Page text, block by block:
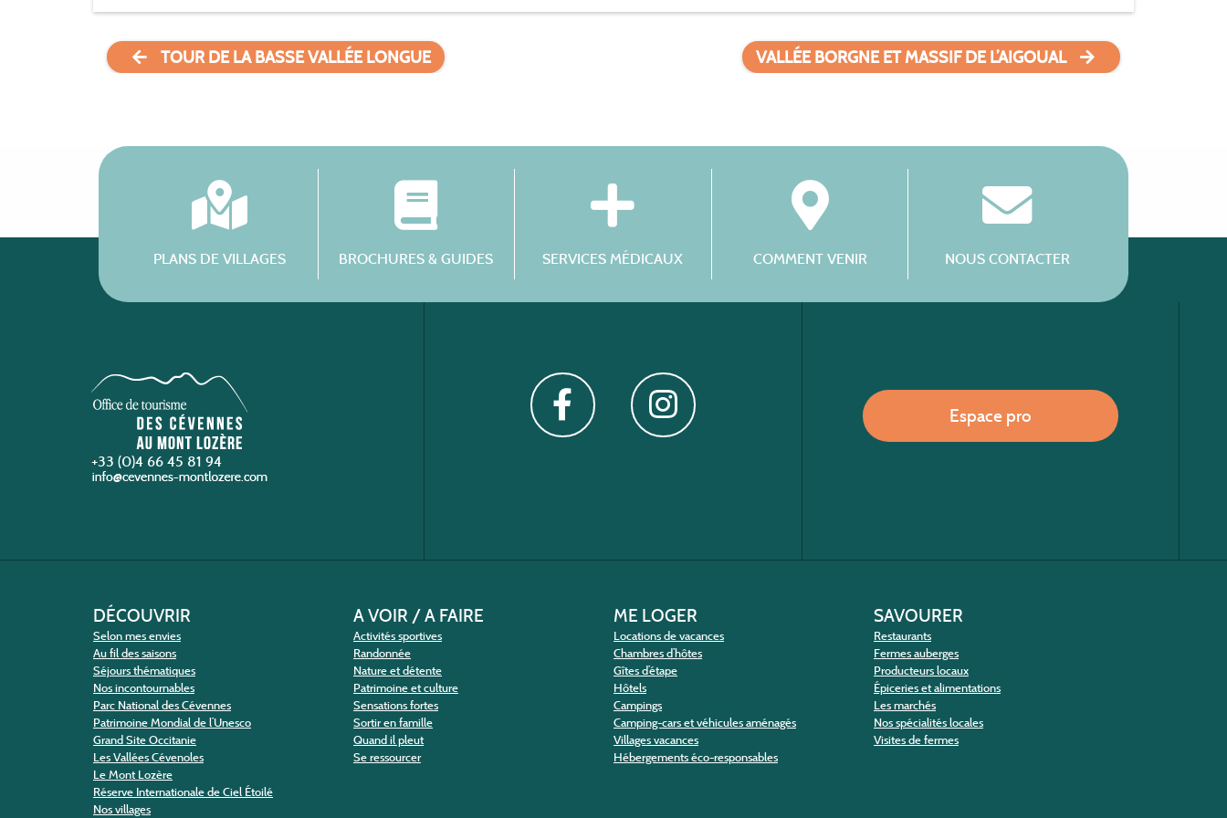
TOUR DE LA BASSE VALLÉE LONGUE VALLÉE BORGNE ET MASSIF DE L’AIGOUAL
PLANS DE VILLAGES BROCHURES & GUIDES SERVICES MÉDICAUX COMMENT VENIR NOUS CONTACTER
+33 (0)4 66 45 81 94
Espace pro
DÉCOUVRIR
Selon mes envies
Au fil des saisons
Séjours thématiques
Nos incontournables
Parc National des Cévennes
Patrimoine Mondial de l’Unesco
Grand Site Occitanie
Les Vallées Cévenoles
Le Mont Lozère
Réserve Internationale de Ciel Étoilé
Nos villages
A VOIR / A FAIRE
Activités sportives
Randonnée
Nature et détente
Patrimoine et culture
Sensations fortes
Sortir en famille
Quand il pleut
Se ressourcer
ME LOGER
Locations de vacances
Chambres d’hôtes
Gîtes d’étape
Hôtels
Campings
Camping-cars et véhicules aménagés
Villages vacances
Hébergements éco-responsables
SAVOURER
Restaurants
Fermes auberges
Producteurs locaux
Épiceries et alimentations
Les marchés
Nos spécialités locales
Visites de fermes